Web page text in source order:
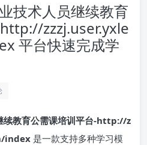
技术人员继续教育
zzzj.user.yxle
平台快速完成学
续教育公需课培训平台-http://z
index 是一款支持多种学习模